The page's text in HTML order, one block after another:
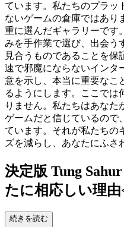
ています。私たちのプラッ
ないゲームの倉庫ではあり
重に選んだギャラリーです
みを手作業で選び、出会う
見合うものであることを保
速で邪魔にならないインタ
意を示し、本当に重要なこ
るようにします。ここでは
りません。私たちはあなた
ゲームだと信じているので、
ています。それが私たちの
ズを減らし、あなたにふさ
決定版 Tung
たに相応しい理由
/h2>
続きを読む